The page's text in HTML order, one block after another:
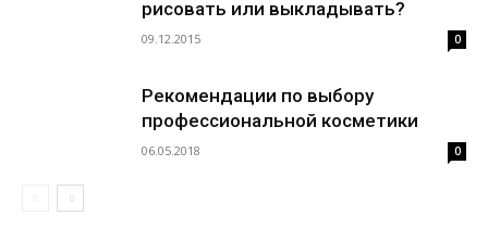
рисовать или выкладывать?
09.12.2015 0
Рекомендации по выбору
профессиональной косметики
06.05.2018 0